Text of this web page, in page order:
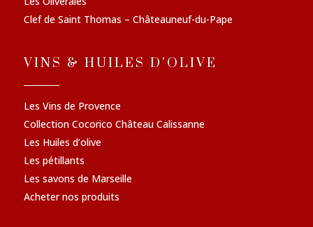
Clef de Saint Thomas – Châteauneuf-du-Pape
VINS & HUILES D'OLIVE
Les Vins de Provence
Collection Cocorico Château Calissanne
Les Huiles d’olive
Les pétillants
Les savons de Marseille
Acheter nos produits